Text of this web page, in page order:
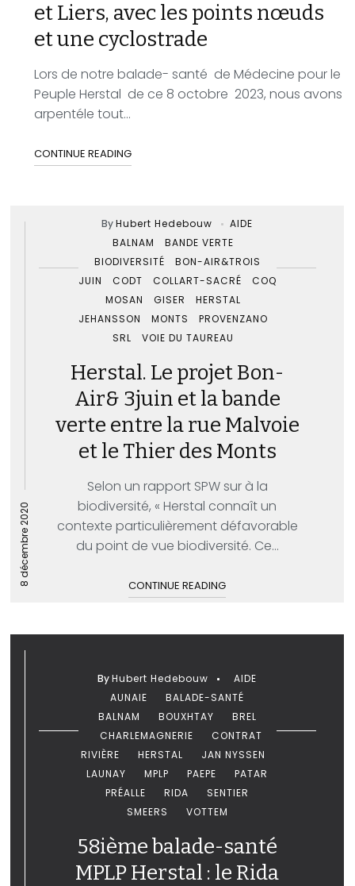
et Liers, avec les points nœuds
et une cyclostrade
Lors de notre balade- santé de Médecine pour le
Peuple Herstal de ce 8 octobre 2023, nous avons
arpentéle tout...
CONTINUE READING
8 décembre 2020
ByHubert Hedebouw
AIDE
BALNAM
BANDE VERTE
BIODIVERSITÉ
BON-AIR&TROIS
JUIN
CODT COLLART-SACRÉ
COQ
MOSAN
GISER
HERSTAL
JEHANSSON
MONTS
PROVENZANO
SRL
VOIE DU TAUREAU
Herstal. Le projet Bon-
Air& 3juin et la bande
verte entre la rue Malvoie
et le Thier des Monts
Selon un rapport SPW sur à la
biodiversité, « Herstal connaît un
contexte particulièrement défavorable
du point de vue biodiversité. Ce...
CONTINUE READING
ByHubert Hedebouw
AIDE
AUNAIE
BALADE-SANTÉ
BALNAM
BOUXHTAY
BREL
CHARLEMAGNERIE
CONTRAT
RIVIÈRE
HERSTAL
JAN NYSSEN
LAUNAY
MPLP PAEPE
PATAR
PRÉALLE
RIDA
SENTIER
SMEERS
VOTTEM
58ième balade-santé
MPLP Herstal : le Rida